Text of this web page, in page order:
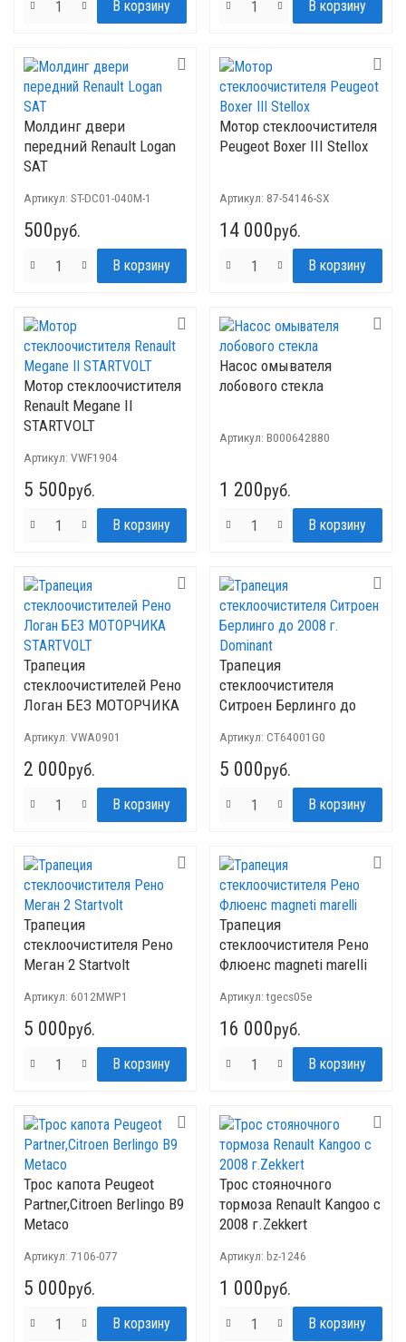
Молдинг двери
передний Renault Logan
SAT
Артикул: ST-DC01-040M-1
500руб.
Мотор стеклоочистителя
Peugeot Boxer III Stellox
Артикул: 87-54146-SX
14 000руб.
Мотор стеклоочистителя
Renault Megane II
STARTVOLT
Артикул: VWF1904
5 500руб.
Насос омывателя
лобового стекла
Артикул: B000642880
1 200руб.
Трапеция
стеклоочистителей Рено
Логан БЕЗ МОТОРЧИКА
Артикул: VWA0901
2 000руб.
Трапеция
стеклоочистителя
Ситроен Берлинго до
Артикул: CT64001G0
5 000руб.
Трапеция
стеклоочистителя Рено
Меган 2 Startvolt
Артикул: 6012MWP1
5 000руб.
Трапеция
стеклоочистителя Рено
Флюенс magneti marelli
Артикул:tgecs05e
16 000руб.
Трос капота Peugeot
Partner,Citroen Berlingo B9
Metaco
Артикул: 7106-077
5 000руб.
Трос стояночного
тормоза Renault Kangoo c
2008 г.Zekkert
Артикул: bz-1246
1 000руб.